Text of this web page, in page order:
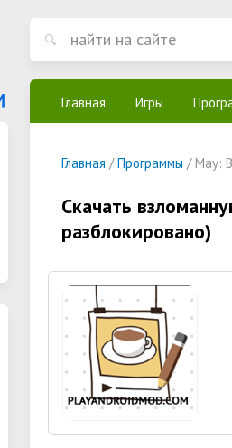
Главная Игры
Главная /Программы / May:
Скачать
разблокировано)